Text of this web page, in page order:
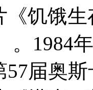
饥饿
。1984
届奥